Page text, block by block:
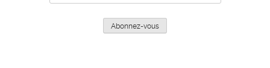
e-
Abonnez-vous